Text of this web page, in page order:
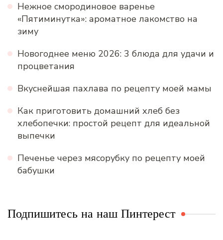
Нежное смородиновое варенье
«Пятиминутка»: ароматное лакомство на
зиму
Новогоднее меню 2026: 3 блюда для удачи и
процветания
Вкуснейшая пахлава по рецепту моей мамы
Как приготовить домашний хлеб без
хлебопечки: простой рецепт для идеальной
выпечки
Печенье через мясорубку по рецепту моей
бабушки
Подпишитесь на наш Пинтерест